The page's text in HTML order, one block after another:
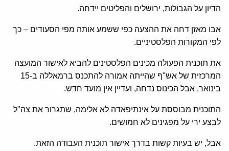
הדיון על הגבולות, ירושלים והפליטים יידחה.
אבו מאזן דחה את ההצעה כפי ששמע אותה מפי הסעודים – כך
לפי המקורות הפלסטיניים.
את תוכנית הפעולה מכינים הפלסטינים להביא לאישור המועצה
המרכזית של אש"ף שהייתה אמורה להתכנס ברמאללה ב-15
בינואר, אבל הכינוס נדחה, ועדיין אין מועד חדש.
התוכנית מבוססת על אינתיפאדה לא אלימה, שתגרור את צה"ל
לבצע ירי על מפגינים לא חמושים.
אבל, יש בעיות קשות בדרך אישור תוכנית העבודה הזאת.